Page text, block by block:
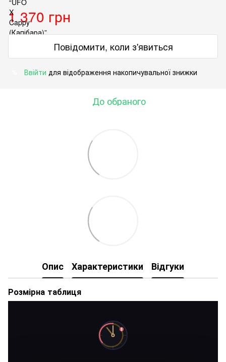
1 370 грн
Повідомити, коли з'явиться
Ввійти для відображення накопичувальної знижки
До обраного
Опис Характеристики Відгуки
Розмірна таблиця